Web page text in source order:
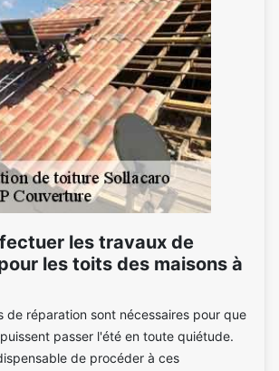
les travaux de
les toits des maisons à
de réparation sont nécessaires pour que
passer l'été en toute quiétude.
de procéder à ces